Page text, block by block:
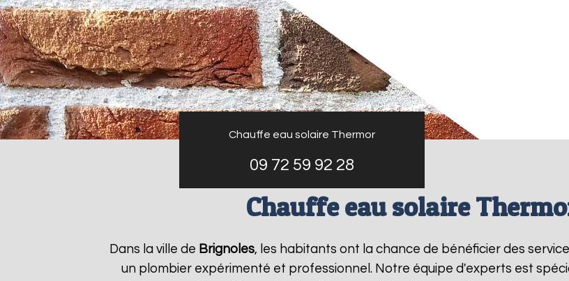
Chauffe eau solaire Thermor
09 72 59 92 28
Chauffe eau solaire
Dans la ville de Brignoles, les habitants ont la chance de bénéficier des
un plombier expérimenté et professionnel. Notre équipe d'experts est